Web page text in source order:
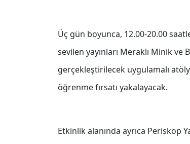
Üç gün boyunca, 12.00-20.00
sevilen yayınları Meraklı Minik
gerçekleştirilecek uygulamalı
öğrenme fırsatı yakalayacak.
Etkinlik alanında ayrıca Periskop